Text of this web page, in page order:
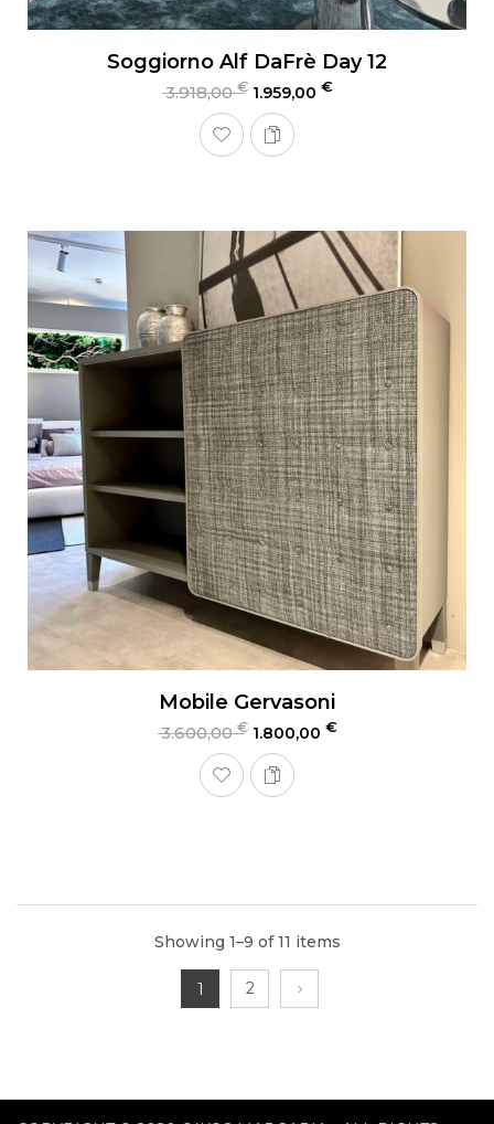
Soggiorno Alf DaFrè Day 12
3.918,00€ 1.959,00 €
Mobile Gervasoni
3.600,00€ 1.800,00 €
Showing 1–9 of 11 items
1 2